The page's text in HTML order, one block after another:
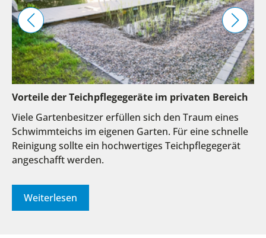
Vorteile der Teichpflegegeräte im privaten Bereich
Viele Gartenbesitzer erfüllen sich den Traum eines
Schwimmteichs im eigenen Garten. Für eine schnelle
Reinigung sollte ein hochwertiges Teichpflegegerät
angeschafft werden.
Weiterlesen